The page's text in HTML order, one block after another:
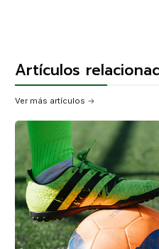
Artículos
Ver más artículos